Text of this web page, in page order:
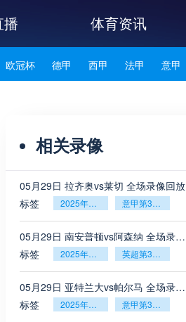
体育资讯
欧冠杯 德甲 西甲 法甲 意甲
相关录像
05月29日 拉齐奥vs莱切 全场录像回放
标签
2025年5月26日 意甲第38轮
05月29日 南安普顿vs阿森纳 全场录像回放
标签
2025年5月26日 英超第38轮
05月29日 亚特兰大vs帕尔马 全场录像回放
标签
2025年5月26日 意甲第38轮